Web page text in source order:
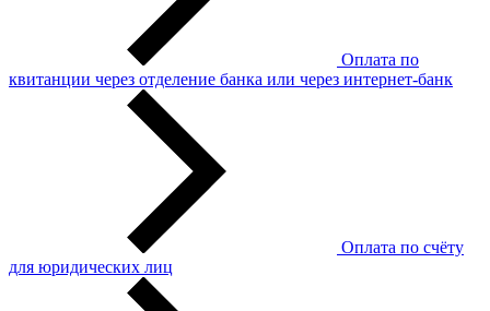
Оплата по
квитанции через отделение банка или через интернет-банк
Оплата по счёту
для юридических лиц